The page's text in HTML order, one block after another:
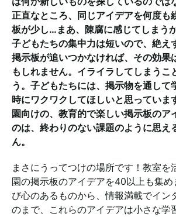
正直なところ、同じアイデアを何度も
板が少し…まあ、陳腐に感じてしまう
子どもたちの集中力は短いので、絶え
掲示板が追いつかなければ、その効果
もしれません。イライラしてしまうこ
う。子どもたちには、掲示物を通して
時にワクワクしてほしいと思っていま
園向けの、教育的で楽しい掲示板のア
のは、終わりのない課題のように思え
ん。
まさにうってつけの場所です！教室を
園の掲示板のアイデアを40以上も集
び心のあるものから、情報満載でイン
のまで、これらのアイデアは小さな学